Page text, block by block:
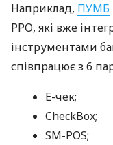
Наприклад, ПУМБ
РРО, які вже
інструментами
співпрацює з 6
E-чек;
CheckBox;
SM-POS;